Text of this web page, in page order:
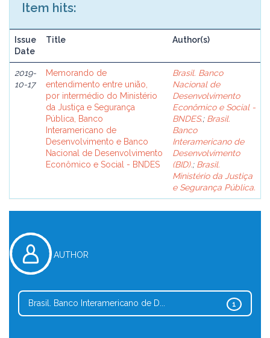
Item hits:
Issue
Date
Title Author(s)
2019-
10-17
Memorando de
entendimento entre união,
por intermédio do Ministério
da Justiça e Segurança
Pública, Banco
Interamericano de
Desenvolvimento e Banco
Nacional de Desenvolvimento
Econômico e Social - BNDES
Brasil. Banco
Nacional de
Desenvolvimento
Econômico e Social -
BNDES.; Brasil.
Banco
Interamericano de
Desenvolvimento
(BID).; Brasil.
Ministério da Justiça
e Segurança Pública.
AUTHOR
1
Brasil. Banco Interamericano de D...